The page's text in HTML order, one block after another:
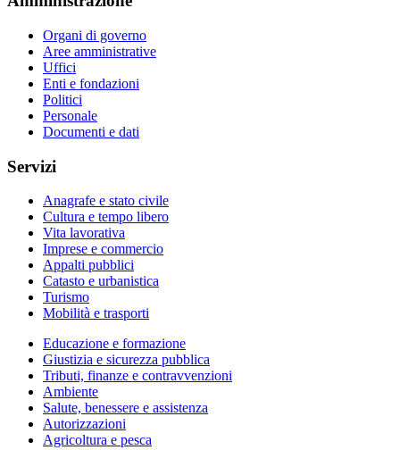
Organi di governo
Aree amministrative
Uffici
Enti e fondazioni
Politici
Personale
Documenti e dati
Servizi
Anagrafe e stato civile
Cultura e tempo libero
Vita lavorativa
Imprese e commercio
Appalti pubblici
Catasto e urbanistica
Turismo
Mobilità e trasporti
Educazione e formazione
Giustizia e sicurezza pubblica
Tributi, finanze e contravvenzioni
Ambiente
Salute, benessere e assistenza
Autorizzazioni
Agricoltura e pesca